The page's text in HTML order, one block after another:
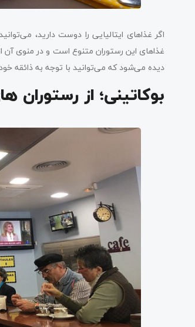
اگر غذاهای ایتالیایی را دوست دارید،
غذاهای این رستوران متنوع است و در منوی آن
دیده می‌شود که می‌توانید با توجه به ذائقه
بوکاتینی؛ از رستوران